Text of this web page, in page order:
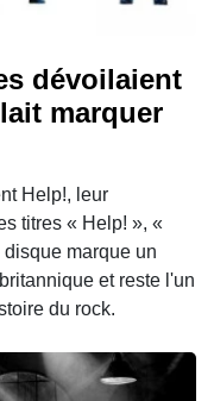
dévoilaient
marquer
Help!, leur
titres « Help! », «
marque un
et reste l'un
du rock.